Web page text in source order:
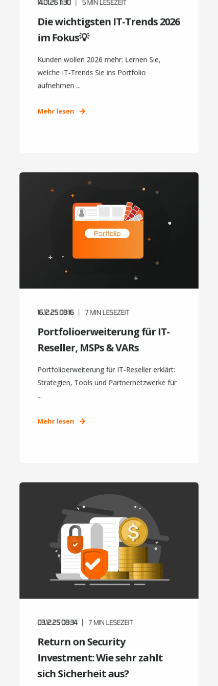
14.01.26 11:30 5 MIN LESEZEIT
Die wichtigsten IT-Trends 2026
im Fokus💡
Kunden wollen 2026 mehr: Lernen Sie,
welche IT-Trends Sie ins Portfolio
aufnehmen ...
Mehr lesen
16.12.25 08:16 7 MIN LESEZEIT
Portfolioerweiterung für IT-
Reseller, MSPs & VARs
Portfolioerweiterung für IT-Reseller erklärt:
Strategien, Tools und Partnernetzwerke für
...
Mehr lesen
03.12.25 08:34 7 MIN LESEZEIT
Return on Security
Investment: Wie sehr zahlt
sich Sicherheit aus?